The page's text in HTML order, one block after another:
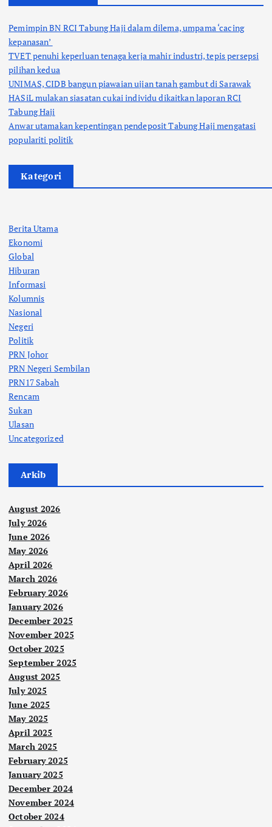
Pemimpin BN RCI Tabung Haji dalam dilema, umpama ‘cacing
kepanasan’
TVET penuhi keperluan tenaga kerja mahir industri, tepis persepsi
pilihan kedua
UNIMAS, CIDB bangun piawaian ujian tanah gambut di Sarawak
HASiL mulakan siasatan cukai individu dikaitkan laporan RCI
Tabung Haji
Anwar utamakan kepentingan pendeposit Tabung Haji mengatasi
populariti politik
Kategori
Berita Utama
Ekonomi
Global
Hiburan
Informasi
Kolumnis
Nasional
Negeri
Politik
PRN Johor
PRN Negeri Sembilan
PRN17 Sabah
Rencam
Sukan
Ulasan
Uncategorized
Arkib
August 2026
July 2026
June 2026
May 2026
April 2026
March 2026
February 2026
January 2026
December 2025
November 2025
October 2025
September 2025
August 2025
July 2025
June 2025
May 2025
April 2025
March 2025
February 2025
January 2025
December 2024
November 2024
October 2024